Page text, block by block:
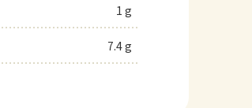
1 g
7.4 g